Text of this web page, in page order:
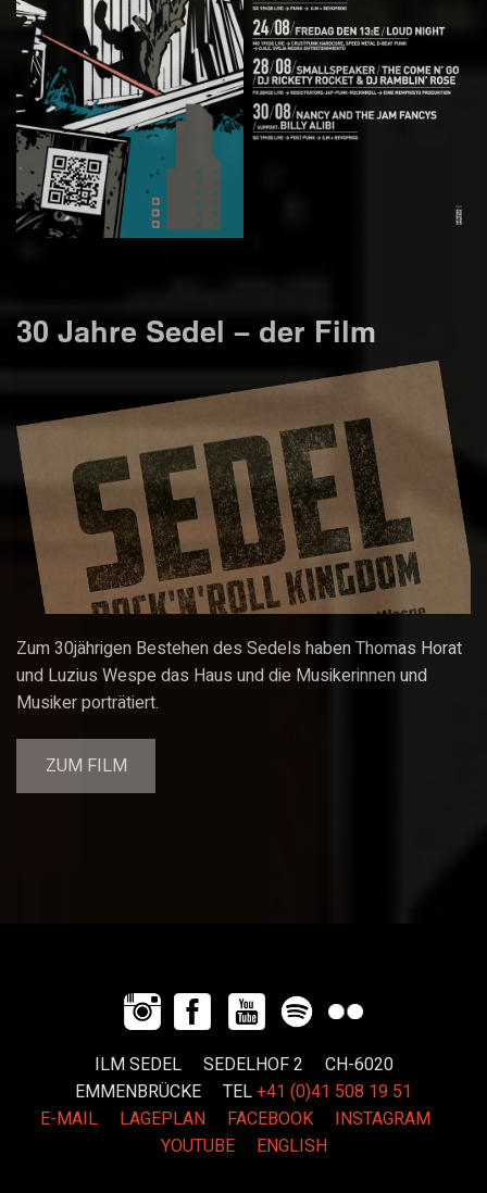
30 Jahre Sedel – der Film
Zum 30jährigen Bestehen des Sedels haben Thomas Horat
und Luzius Wespe das Haus und die Musikerinnen und
Musiker porträtiert.
ZUM FILM
ILM SEDEL SEDELHOF 2 CH-6020
EMMENBRÜCKE TEL+41 (0)41 508 19 51
E-MAIL
LAGEPLAN FACEBOOK
INSTAGRAM
YOUTUBE
ENGLISH